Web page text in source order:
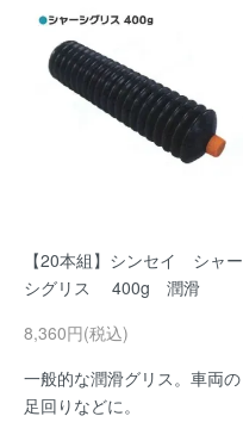
【20本組】シンセイ シャー
シグリス 400g 潤滑
8,360円(税込)
一般的な潤滑グリス。車両の
足回りなどに。